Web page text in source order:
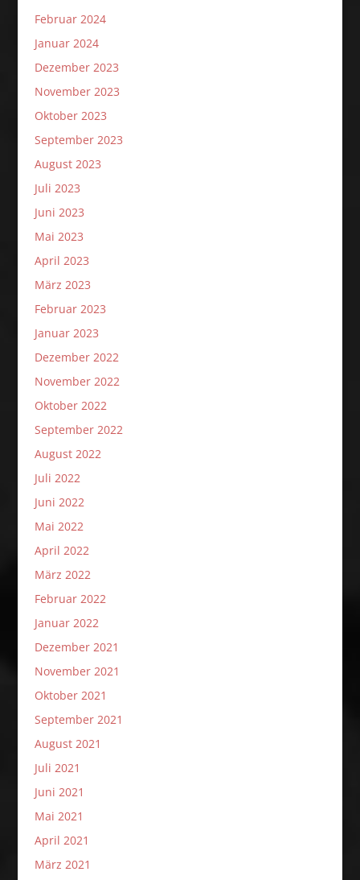
Februar 2024
Januar 2024
Dezember 2023
November 2023
Oktober 2023
September 2023
August 2023
Juli 2023
Juni 2023
Mai 2023
April 2023
März 2023
Februar 2023
Januar 2023
Dezember 2022
November 2022
Oktober 2022
September 2022
August 2022
Juli 2022
Juni 2022
Mai 2022
April 2022
März 2022
Februar 2022
Januar 2022
Dezember 2021
November 2021
Oktober 2021
September 2021
August 2021
Juli 2021
Juni 2021
Mai 2021
April 2021
März 2021